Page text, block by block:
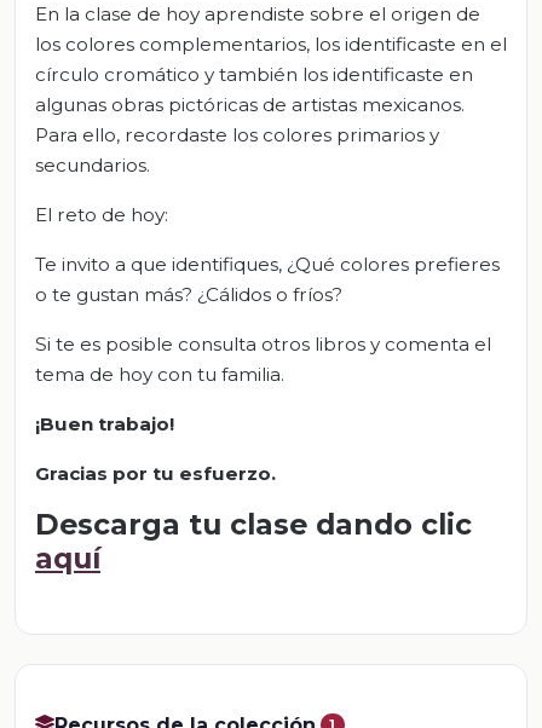
En la clase de hoy aprendiste sobre el origen de
los colores complementarios, los identificaste en el
círculo cromático y también los identificaste en
algunas obras pictóricas de artistas mexicanos.
Para ello, recordaste los colores primarios y
secundarios.
El reto de hoy:
Te invito a que identifiques, ¿Qué colores prefieres
o te gustan más? ¿Cálidos o fríos?
Si te es posible consulta otros libros y comenta el
tema de hoy con tu familia.
¡Buen trabajo!
Gracias por tu esfuerzo.
Descarga tu clase dando clic
aquí
1